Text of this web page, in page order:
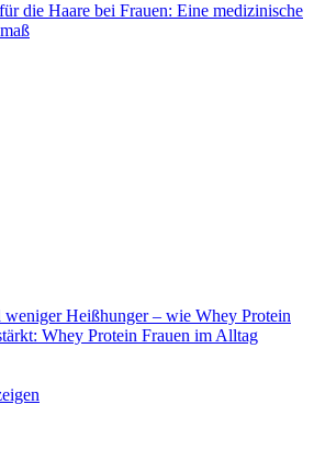
die Haare bei Frauen: Eine medizinische
Heißhunger – wie Whey Protein
Whey Protein Frauen im Alltag